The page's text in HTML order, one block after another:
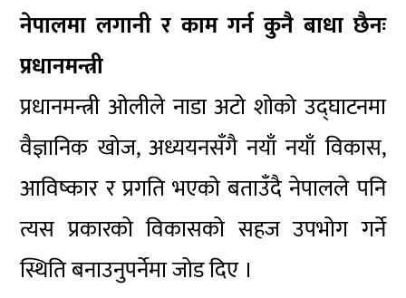
नेपालमा लगानी र काम गर्न कुनै बाधा छैनः
प्रधानमन्त्री
प्रधानमन्त्री ओलीले नाडा अटो शोको उद्घाटनमा
वैज्ञानिक खोज, अध्ययनसँगै नयाँ नयाँ विकास,
आविष्कार र प्रगति भएको बताउँदै नेपालले पनि
त्यस प्रकारको विकासको सहज उपभोग गर्ने
स्थिति बनाउनुपर्नेमा जोड दिए ।